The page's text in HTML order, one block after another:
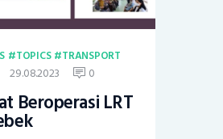
TOPICS
TRANSPORT
29.08.2023 0
Beroperasi LRT